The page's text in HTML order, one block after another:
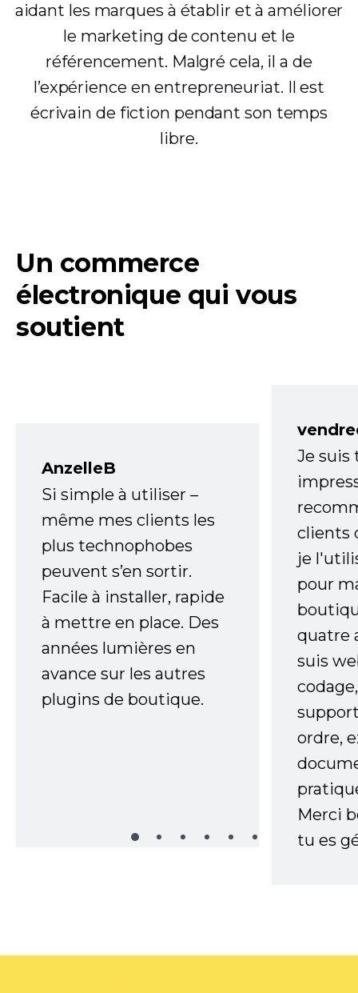
aidant les marques à établir et à améliorer
le marketing de contenu et le
référencement. Malgré cela, il a de
l’expérience en entrepreneuriat. Il est
écrivain de fiction pendant son temps
libre.
Un commerce
électronique qui vous
soutient
AnzelleB
Si simple à utiliser –
même mes clients les
plus technophobes
peuvent s’en sortir.
Facile à installer, rapide
à mettre en place. Des
années lumières en
avance sur les autres
plugins de boutique.
Je
clients
je
pour
quatre
suis
ordre,
Merci
tu es